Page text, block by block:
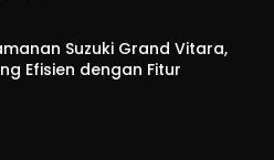
Suzuki Grand Vitara,
Efisien dengan Fitur